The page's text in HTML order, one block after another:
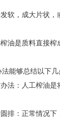
软，成大片状，
油是质料直接榨
能够总结以下几
法：人工榨油是
排：正常情况下